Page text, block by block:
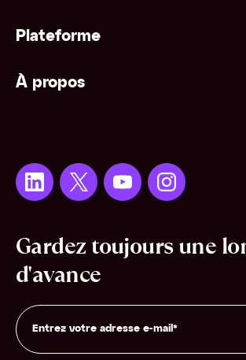
Plateforme
À propos
Gardez toujours une
d'avance